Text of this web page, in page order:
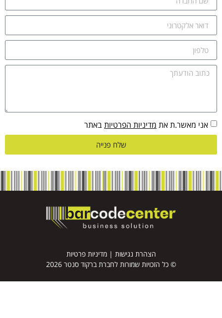
אני מאשר.ת את מדיניות הפרטיותבאתר
שלח פנייה
הצהרת נגישות |מדיניות פרטיות
© כל הזכויות שמורות לחברת ברקוד סנטר 2026